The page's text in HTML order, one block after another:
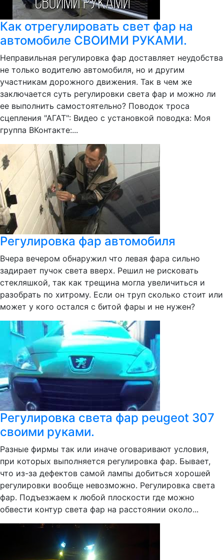
Как отрегулировать свет фар на
автомобиле СВОИМИ РУКАМИ.
Неправильная регулировка фар доставляет неудобства
не только водителю автомобиля, но и другим
участникам дорожного движения. Так в чем же
заключается суть регулировки света фар и можно ли
ее выполнить самостоятельно? Поводок троса
сцепления "АГАТ": Видео с установкой поводка: Моя
группа ВКонтакте:...
Регулировка фар автомобиля
Вчера вечером обнаружил что левая фара сильно
задирает пучок света вверх. Решил не рисковать
стекляшкой, так как трещина могла увеличиться и
разобрать по хитрому. Если он труп сколько стоит или
может у кого остался с битой фары и не нужен?
Регулировка света фар peugeot 307
своими руками.
Разные фирмы так или иначе оговаривают условия,
при которых выполняется регулировка фар. Бывает,
что из-за дефектов самой лампы добиться хорошей
регулировки вообще невозможно. Регулировка света
фар. Подъезжаем к любой плоскости где можно
обвести контур света фар на расстоянии около...